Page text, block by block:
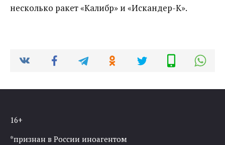
несколько ракет «Калибр» и «Искандер-К».
16+
*признан в России иноагентом